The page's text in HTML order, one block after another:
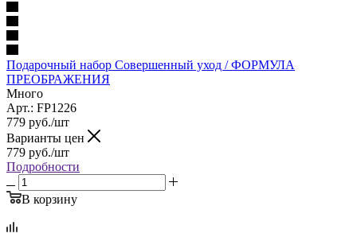
Подарочный набор Совершенный уход / ФОРМУЛА
ПРЕОБРАЖЕНИЯ
Много
Арт.: FP1226
779 руб./шт
Варианты цен
779 руб./шт
Подробности
В корзину